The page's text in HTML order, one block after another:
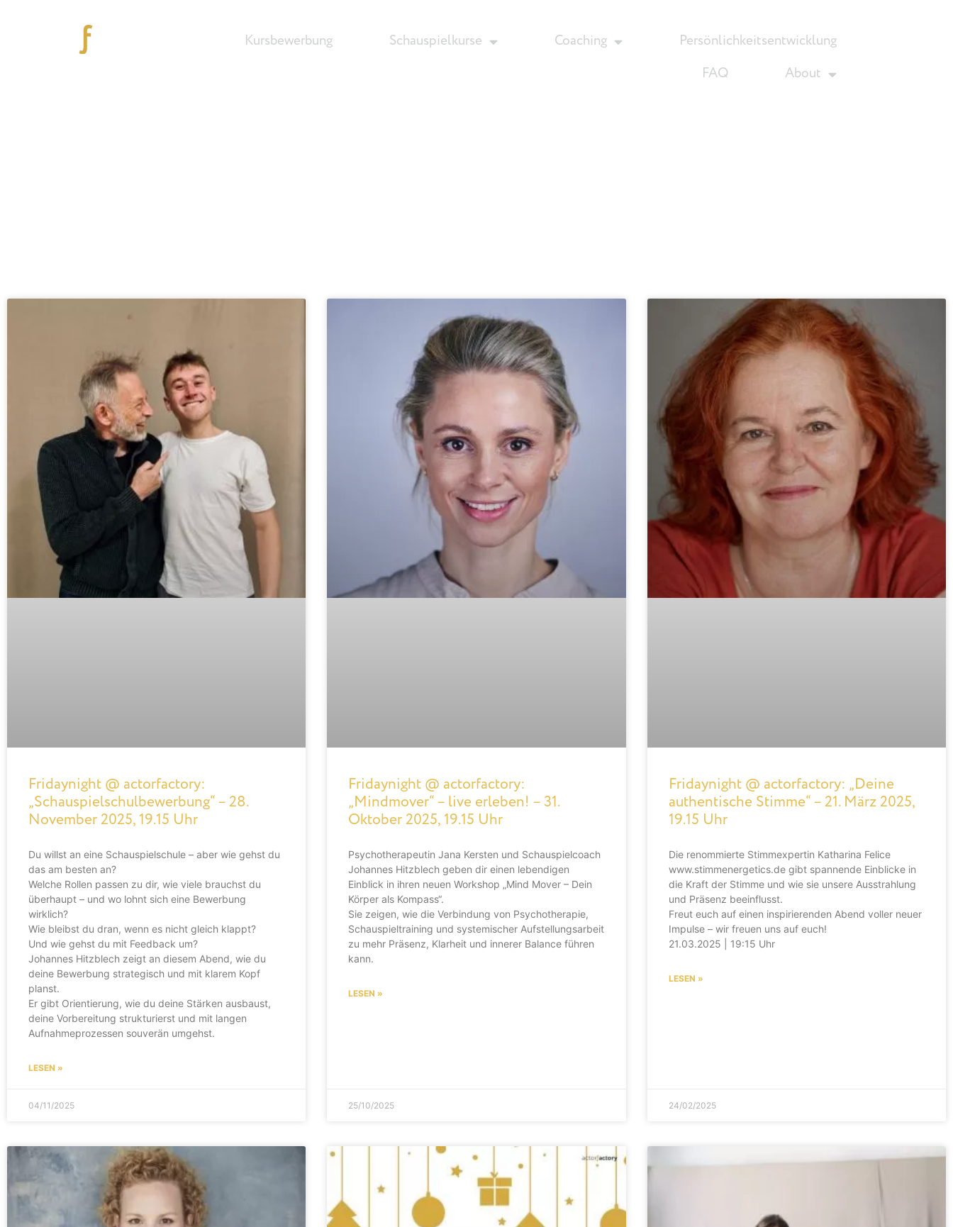
Kursbewerbung Schauspielkurse Coaching
Persönlichkeitsentwicklung
FAQ
About
Fridaynight @ actorfactory:
„Schauspielschulbewerbung“ – 28.
November 2025, 19.15 Uhr
Du willst an eine Schauspielschule – aber wie gehst du
das am besten an?
Welche Rollen passen zu dir, wie viele brauchst du
überhaupt – und wo lohnt sich eine Bewerbung
wirklich?
Wie bleibst du dran, wenn es nicht gleich klappt?
Und wie gehst du mit Feedback um?
Johannes Hitzblech zeigt an diesem Abend, wie du
deine Bewerbung strategisch und mit klarem Kopf
planst.
Er gibt Orientierung, wie du deine Stärken ausbaust,
deine Vorbereitung strukturierst und mit langen
Aufnahmeprozessen souverän umgehst.
LESEN »
04/11/2025
Fridaynight @ actorfactory:
„Mindmover“ – live erleben! – 31.
Oktober 2025, 19.15 Uhr
Psychotherapeutin Jana Kersten und Schauspielcoach
Johannes Hitzblech geben dir einen lebendigen
Einblick in ihren neuen Workshop „Mind Mover – Dein
Körper als Kompass“.
Sie zeigen, wie die Verbindung von Psychotherapie,
Schauspieltraining und systemischer Aufstellungsarbeit
zu mehr Präsenz, Klarheit und innerer Balance führen
kann.
LESEN »
25/10/2025
Fridaynight @ actorfactory: „Deine
authentische Stimme“ – 21. März 2025,
19.15 Uhr
Die renommierte Stimmexpertin Katharina Felice
www.stimmenergetics.de gibt spannende Einblicke in
die Kraft der Stimme und wie sie unsere Ausstrahlung
und Präsenz beeinflusst.
Freut euch auf einen inspirierenden Abend voller neuer
Impulse – wir freuen uns auf euch!
21.03.2025 | 19:15 Uhr
LESEN »
24/02/2025